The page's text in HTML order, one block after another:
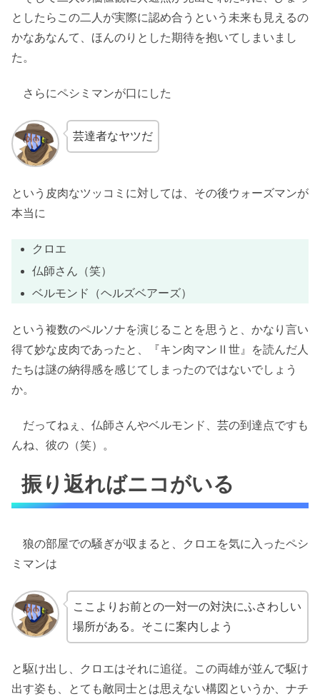
としたらこの二人が実際に認め合うという未来も見えるの
かなあなんて、ほんのりとした期待を抱いてしまいまし
た。
さらにペシミマンが口にした
芸達者なヤツだ
という皮肉なツッコミに対しては、その後ウォーズマンが
本当に
クロエ
仏師さん（笑）
ベルモンド（ヘルズベアーズ）
という複数のペルソナを演じることを思うと、かなり言い
得て妙な皮肉であったと、『キン肉マンⅡ世』を読んだ人
たちは謎の納得感を感じてしまったのではないでしょう
か。
だってねぇ、仏師さんやベルモンド、芸の到達点ですも
んね、彼の（笑）。
振り返ればニコがいる
狼の部屋での騒ぎが収まると、クロエを気に入ったペシ
ミマンは
ここよりお前との一対一の対決にふさわしい
場所がある。そこに案内しよう
と駆け出し、クロエはそれに追従。この両雄が並んで駆け
出す姿も、とても敵同士とは思えない構図というか、ナチ